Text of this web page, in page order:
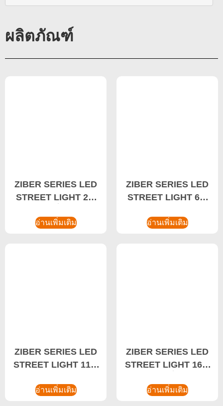
ผลิตภัณฑ์
ZIBER SERIES LED
STREET LIGHT 20-
โซลูชั่นไฟ LED
อ่านเพิ่มเติม
ZIBER SERIES LED
STREET LIGHT 60-
อัจฉริยะ, ติดตั้งเพิ่มไฟ
อ่านเพิ่มเติม
ZIBER SERIES LED
STREET LIGHT 110-
สาธารณะ
อ่านเพิ่มเติม
ZIBER SERIES LED
STREET LIGHT 160-
และโซลูชั่นไฟ LED
อ่านเพิ่มเติม